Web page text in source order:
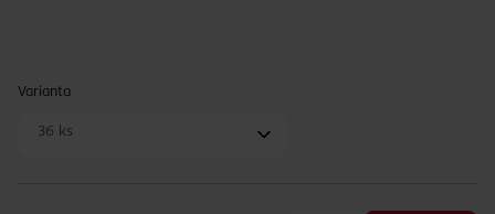
Varianta
36 ks